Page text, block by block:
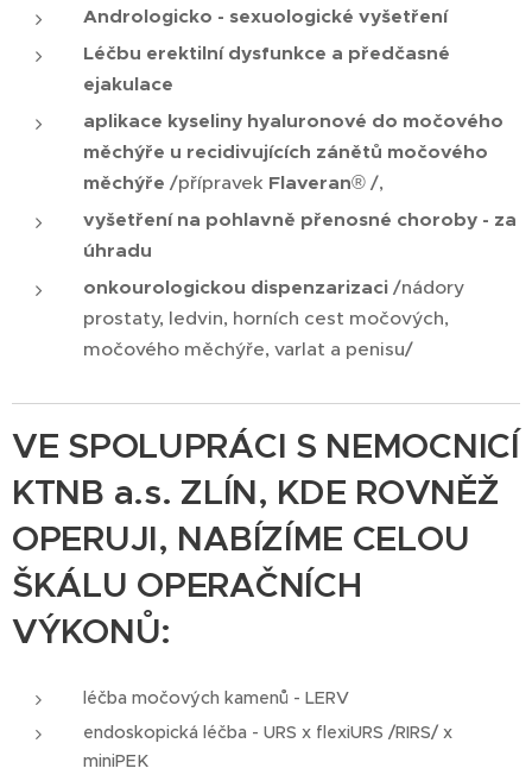
Andrologicko - sexuologické vyšetření
Léčbu erektilní dysfunkce a předčasné
ejakulace
aplikace kyseliny hyaluronové do močového
měchýře u recidivujících zánětů močového
měchýře /přípravek Flaveran® /,
vyšetření na pohlavně přenosné choroby - za
úhradu
onkourologickou dispenzarizaci /nádory
prostaty, ledvin, horních cest močových,
močového měchýře, varlat a penisu/
VE SPOLUPRÁCI S NEMOCNICÍ
KTNB a.s. ZLÍN, KDE ROVNĚŽ
OPERUJI, NABÍZÍME CELOU
ŠKÁLU OPERAČNÍCH
VÝKONŮ:
léčba močových kamenů - LERV
endoskopická léčba - URS x flexiURS /RIRS/ x
miniPEK